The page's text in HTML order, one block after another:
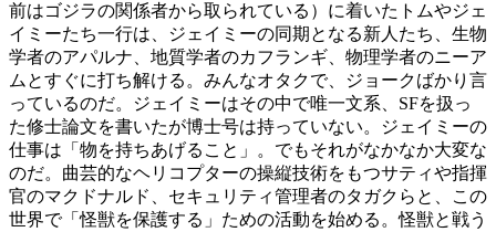
前はゴジラの関係者から取られている）に着いたトムやジェ
イミーたち一行は、ジェイミーの同期となる新人たち、生物
学者のアパルナ、地質学者のカフランギ、物理学者のニーア
ムとすぐに打ち解ける。みんなオタクで、ジョークばかり言
っているのだ。ジェイミーはその中で唯一文系、SFを扱っ
た修士論文を書いたが博士号は持っていない。ジェイミーの
仕事は「物を持ちあげること」。でもそれがなかなか大変な
のだ。曲芸的なヘリコプターの操縦技術をもつサティや指揮
官のマクドナルド、セキュリティ管理者のタガクらと、この
世界で「怪獣を保護する」ための活動を始める。怪獣と戦う